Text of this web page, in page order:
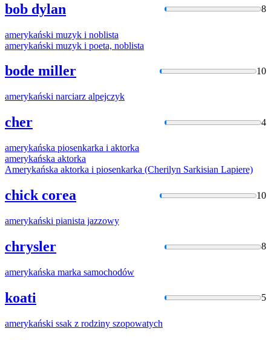
bob dylan 8
amerykański muzyk i noblista
amerykański muzyk i poeta, noblista
bode miller 10
amerykański narciarz alpejczyk
cher 4
amerykańska piosenkarka i aktorka
amerykańska aktorka
Amerykańska aktorka i piosenkarka (Cherilyn Sarkisian Lapiere)
chick corea 10
amerykański pianista jazzowy
chrysler 8
amerykańska marka samochodów
koati 5
amerykański ssak z rodziny szopowatych